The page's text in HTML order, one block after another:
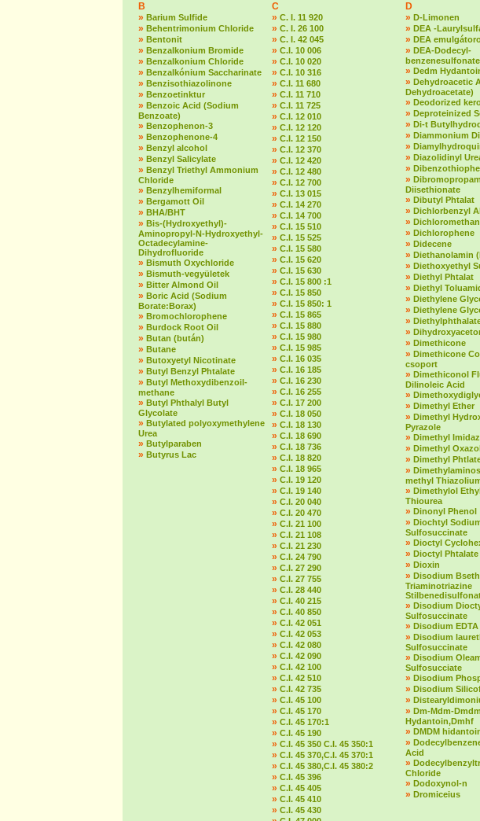
B
» Barium Sulfide
» Behentrimonium Chloride
» Bentonit
» Benzalkonium Bromide
» Benzalkonium Chloride
» Benzalkónium Saccharinate
» Benzisothiazolinone
» Benzoetinktur
» Benzoic Acid (Sodium
Benzoate)
» Benzophenon-3
» Benzophenone-4
» Benzyl alcohol
» Benzyl Salicylate
» Benzyl Triethyl Ammonium
Chloride
» Benzylhemiformal
» Bergamott Oil
» BHA/BHT
» Bis-(Hydroxyethyl)-
Aminopropyl-N-Hydroxyethyl-
Octadecylamine-
Dihydrofluoride
» Bismuth Oxychloride
» Bismuth-vegyületek
» Bitter Almond Oil
» Boric Acid (Sodium
Borate:Borax)
» Bromochlorophene
» Burdock Root Oil
» Butan (bután)
» Butane
» Butoxyetyl Nicotinate
» Butyl Benzyl Phtalate
» Butyl Methoxydibenzoil-
methane
» Butyl Phthalyl Butyl
Glycolate
» Butylated polyoxymethylene
Urea
» Butylparaben
» Butyrus Lac
C
» C. I. 11 920
» C. I. 26 100
» C. I. 42 045
» C.I. 10 006
» C.I. 10 020
» C.I. 10 316
» C.I. 11 680
» C.I. 11 710
» C.I. 11 725
» C.I. 12 010
» C.I. 12 120
» C.I. 12 150
» C.I. 12 370
» C.I. 12 420
» C.I. 12 480
» C.I. 12 700
» C.I. 13 015
» C.I. 14 270
» C.I. 14 700
» C.I. 15 510
» C.I. 15 525
» C.I. 15 580
» C.I. 15 620
» C.I. 15 630
» C.I. 15 800 :1
» C.I. 15 850
» C.I. 15 850: 1
» C.I. 15 865
» C.I. 15 880
» C.I. 15 980
» C.I. 15 985
» C.I. 16 035
» C.I. 16 185
» C.I. 16 230
» C.I. 16 255
» C.I. 17 200
» C.I. 18 050
» C.I. 18 130
» C.I. 18 690
» C.I. 18 736
» C.I. 18 820
» C.I. 18 965
» C.I. 19 120
» C.I. 19 140
» C.I. 20 040
» C.I. 20 470
» C.I. 21 100
» C.I. 21 108
» C.I. 21 230
» C.I. 24 790
» C.I. 27 290
» C.I. 27 755
» C.I. 28 440
» C.I. 40 215
» C.I. 40 850
» C.I. 42 051
» C.I. 42 053
» C.I. 42 080
» C.I. 42 090
» C.I. 42 100
» C.I. 42 510
» C.I. 42 735
» C.I. 45 100
» C.I. 45 170
» C.I. 45 170:1
» C.I. 45 190
» C.I. 45 350 C.I. 45 350:1
» C.I. 45 370,C.I. 45 370:1
» C.I. 45 380,C.I. 45 380:2
» C.I. 45 396
» C.I. 45 405
» C.I. 45 410
» C.I. 45 430
D
» D-Limonen
» DEA -
» DEA
» DEA-Dodecyl-
benzenesulfonate
» Dedm
» Dehydroacetic
Dehydroacetate)
» Deodorized
» Deproteinized
» Di-t
» Diammonium
»
» Diazolidinyl
»
»
Diisethionate
» Dibutyl Phtalat
» Dichlorbenzyl
»
» Dichlorophene
» Didecene
» Diethanolamin
» Diethoxyethyl
» Diethyl Phtalat
» Diethyl
» Diethylene
» Diethylene
»
»
» Dimethicone
» Dimethicone
csoport
» Dimethiconol
Dilinoleic Acid
»
» Dimethyl Ether
» Dimethyl
Pyrazole
» Dimethyl
» Dimethyl
» Dimethyl
»
methyl
» Dimethylol
Thiourea
» Dinonyl Phenol
» Diochtyl
Sulfosuccinate
» Dioctyl
» Dioctyl Phtalate
» Dioxin
» Disodium
Triaminotriazine
» Disodium
Sulfosuccinate
» Disodium EDTA
» Disodium
Sulfosuccinate
» Disodium
Sulfosucciate
» Disodium
» Disodium
»
» Dm-Mdm-
Hydantoin,Dmhf
» DMDM
»
Acid
»
Chloride
» Dodoxynol-n
» Dromiceius